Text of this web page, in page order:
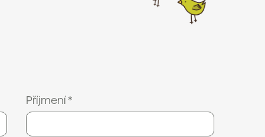
Příjmení*